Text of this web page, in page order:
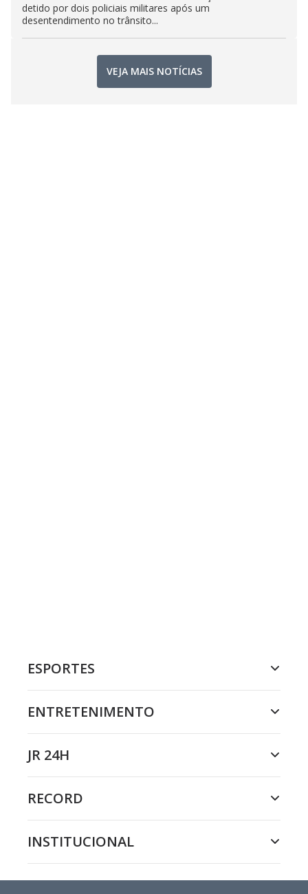
detido por dois policiais militares após um
desentendimento no trânsito...
VEJA MAIS NOTÍCIAS
ESPORTES
ENTRETENIMENTO
JR 24H
RECORD
INSTITUCIONAL